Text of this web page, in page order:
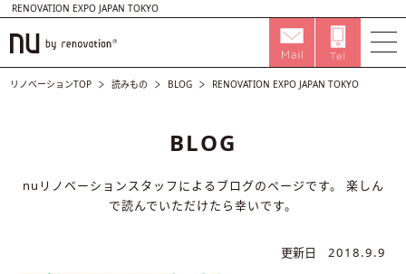
RENOVATION EXPO JAPAN TOKYO
リノベーションTOP 読みもの BLOG RENOVATION EXPO JAPAN TOKYO
BLOG
nuリノベーションスタッフによるブログのページです。
楽しん
で読んでいただけたら幸いです。
更新日 2018.9.9